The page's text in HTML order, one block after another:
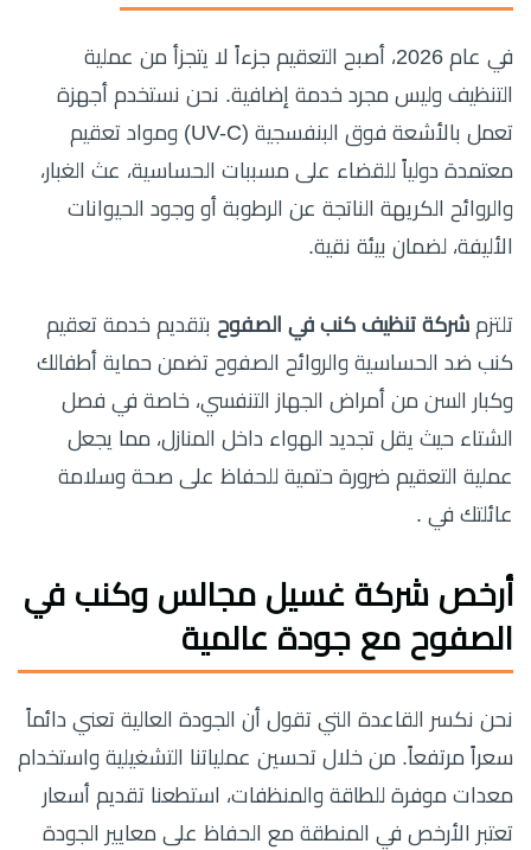
في عام 2026، أصبح التعقيم جزءاً لا يتجزأ من عملية
التنظيف وليس مجرد خدمة إضافية. نحن نستخدم أجهزة
تعمل بالأشعة فوق البنفسجية (UV-C) ومواد تعقيم
معتمدة دولياً للقضاء على مسببات الحساسية، عث الغبار،
والروائح الكريهة الناتجة عن الرطوبة أو وجود الحيوانات
الأليفة، لضمان بيئة نقية.
تلتزم شركة تنظيف كنب في الصفوح بتقديم خدمة تعقيم
كنب ضد الحساسية والروائح الصفوح تضمن حماية أطفالك
وكبار السن من أمراض الجهاز التنفسي، خاصة في فصل
الشتاء حيث يقل تجديد الهواء داخل المنازل، مما يجعل
عملية التعقيم ضرورة حتمية للحفاظ على صحة وسلامة
عائلتك في .
أرخص شركة غسيل مجالس وكنب في
الصفوح مع جودة عالمية
نحن نكسر القاعدة التي تقول أن الجودة العالية تعني دائماً
سعراً مرتفعاً. من خلال تحسين عملياتنا التشغيلية واستخدام
معدات موفرة للطاقة والمنظفات، استطعنا تقديم أسعار
تعتبر الأرخص في المنطقة مع الحفاظ على معايير الجودة